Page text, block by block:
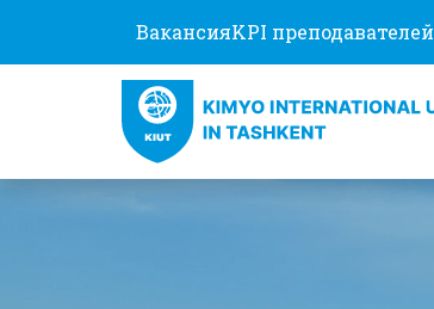
ВакансияKPI преподавателей